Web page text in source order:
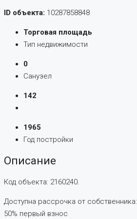
ID объекта: 10287858848
Торговая площадь
Тип недвижимости
0
Санузел
142
1965
Год постройки
Описание
Код объекта: 2160240.
Доступна рассрочка от собственника:
50% первый взнос